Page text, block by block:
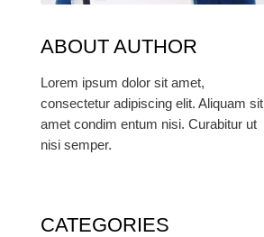
ABOUT AUTHOR
Lorem ipsum dolor sit amet,
consectetur adipiscing elit. Aliquam sit
amet condim entum nisi. Curabitur ut
nisi semper.
CATEGORIES